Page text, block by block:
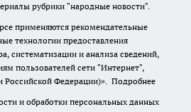
рубрики "народные новости".
применяются рекомендательные
технологии предоставления
систематизации и анализа сведений,
пользователей сети "Интернет",
Российской Федерации)». Подробнее
и обработки персональных данных